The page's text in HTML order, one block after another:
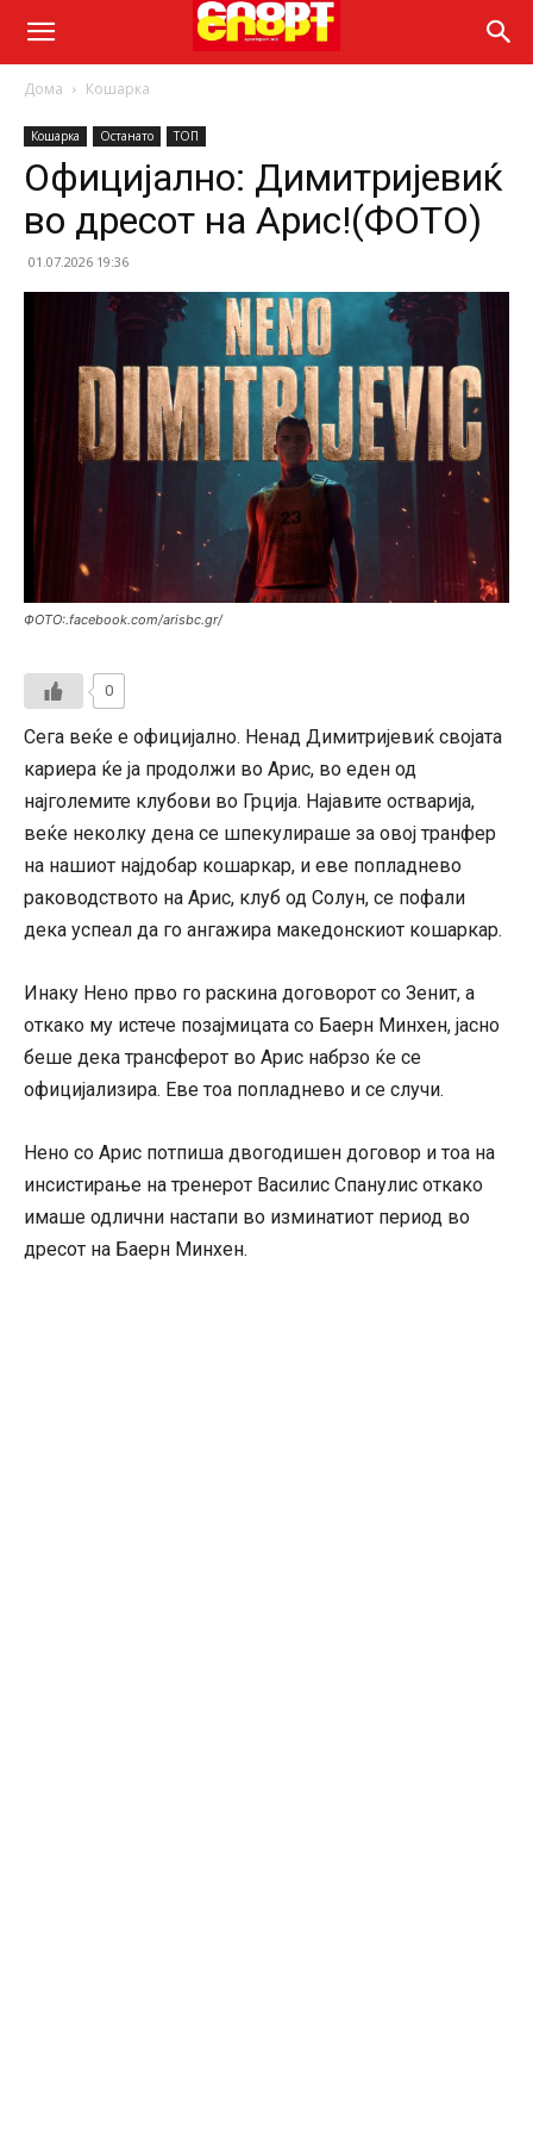
Дома Кошарка
Кошарка Останато ТОП
Официјално: Димитријевиќ
во дресот на Арис!(ФОТО)
01.07.2026 19:36
ФОТО:.facebook.com/arisbc.gr/
0
Сега веќе е официјално. Ненад Димитријевиќ својата
кариера ќе ја продолжи во Арис, во еден од
најголемите клубови во Грција. Најавите остварија,
веќе неколку дена се шпекулираше за овој транфер
на нашиот најдобар кошаркар, и еве попладнево
раководството на Арис, клуб од Солун, се пофали
дека успеал да го ангажира македонскиот кошаркар.
Инаку Нено прво го раскина договорот со Зенит, а
откако му истече позајмицата со Баерн Минхен, јасно
беше дека трансферот во Арис набрзо ќе се
официјализира. Еве тоа попладнево и се случи.
Нено со Арис потпиша двогодишен договор и тоа на
инсистирање на тренерот Василис Спанулис откако
имаше одлични настапи во изминатиот период во
дресот на Баерн Минхен.